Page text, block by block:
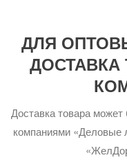
ДЛЯ
Доставка товара
компаниями «Деловые